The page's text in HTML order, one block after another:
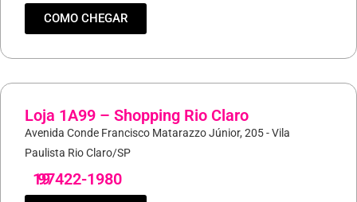
COMO CHEGAR
Loja 1A99 – Shopping Rio Claro
Avenida Conde Francisco Matarazzo Júnior, 205 - Vila
Paulista Rio Claro/SP
19
97422-1980